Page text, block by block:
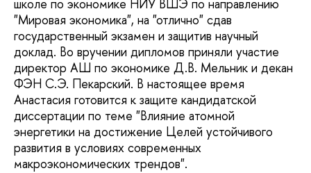
школе по экономике НИУ ВШЭ по направлению
"Мировая экономика", на "отлично" сдав
государственный экзамен и защитив научный
доклад. Во вручении дипломов приняли участие
директор АШ по экономике Д.В. Мельник и декан
ФЭН С.Э. Пекарский. В настоящее время
Анастасия готовится к защите кандидатской
диссертации по теме "Влияние атомной
энергетики на достижение Целей устойчивого
развития в условиях современных
макроэкономических трендов".